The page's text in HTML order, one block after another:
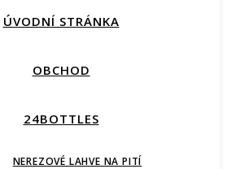
ÚVODNÍ STRÁNKA
OBCHOD
24BOTTLES
NEREZOVÉ LAHVE NA PITÍ